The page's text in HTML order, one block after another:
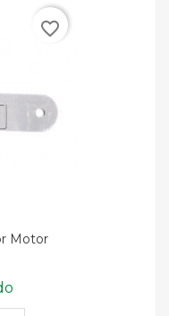
Motor
favorite_border